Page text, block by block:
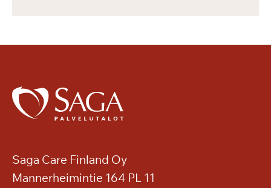
Saga Care Finland Oy
Mannerheimintie 164 PL 11